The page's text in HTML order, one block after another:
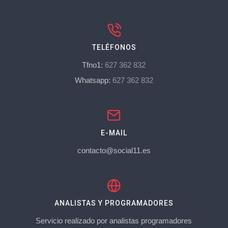
TELÉFONOS
Tfno1: 627 362 832
Whatsapp: 627 362 832
E-MAIL
contacto@social11.es
ANALISTAS Y PROGRAMADORES
Servicio realizado por analistas programadores